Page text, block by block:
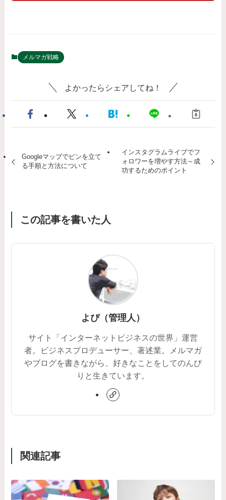
メルマガ戦略
よかったらシェアしてね！
Googleマップでピンを立て
る手順と方法について
インスタグラムライブでフ
ォロワーを増やす方法～成
功するためのポイント
この記事を書いた人
よぴ（管理人）
サイト「インターネットビジネスの世界」運営
者。ビジネスプロデューサー、著述業。メルマガ
やブログを書きながら、好きなことをしてのんび
りと生きています。
関連記事